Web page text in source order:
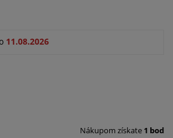
11.08.2026
Nákupom získate 1 bod